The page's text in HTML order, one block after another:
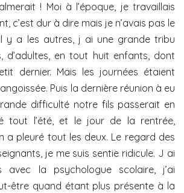
! Moi à l’époque, je travaillais
c’est dur à dire mais je n’avais pas le
y a les autres, j ai une grande tribu
d’adultes, en tout huit enfants, dont
dernier. Mais les journées étaient
Puis la dernière réunion à eu
difficulté notre fils passerait en
tout l’été, et le jour de la rentrée,
a pleuré tout les deux. Le regard des
je me suis sentie ridicule. J ai
avec la psychologue scolaire, j’ai
être quand étant plus présente à la